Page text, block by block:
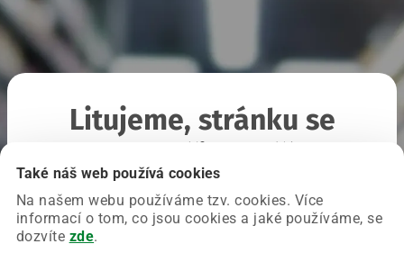
Také náš web používá cookies
Na našem webu používáme tzv. cookies. Více
informací o tom, co jsou cookies a jaké používáme, se
dozvíte zde.
Litujeme, stránku se
Chyba nastala na naší straně a už ji opravujeme.
Zkuste prosím znovu načíst požadovanou stránku.